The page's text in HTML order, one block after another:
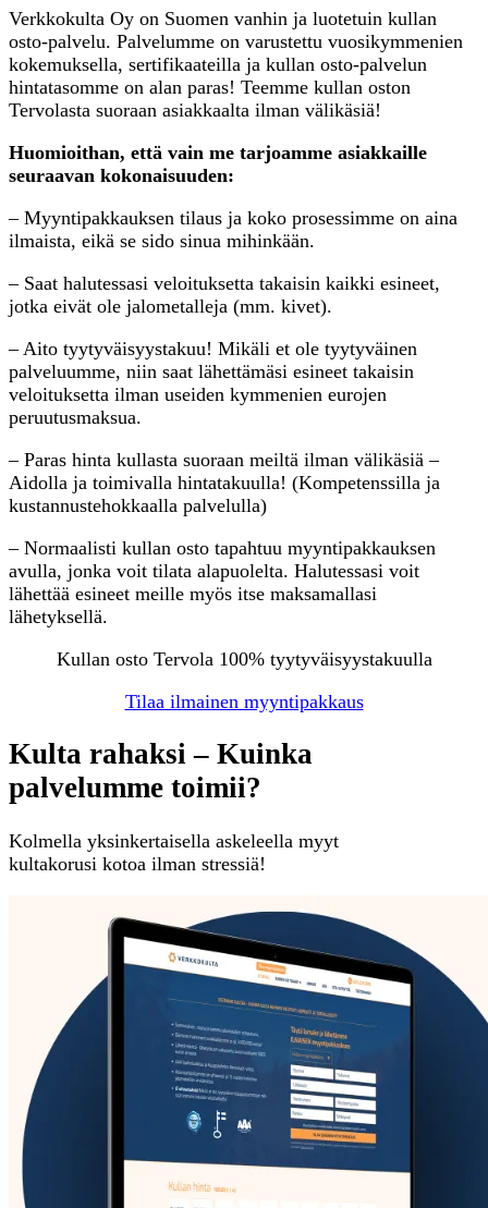
Verkkokulta Oy on Suomen vanhin ja luotetuin kullan
osto-palvelu. Palvelumme on varustettu vuosikymmenien
kokemuksella, sertifikaateilla ja kullan osto-palvelun
hintatasomme on alan paras! Teemme kullan oston
Tervolasta suoraan asiakkaalta ilman välikäsiä!
Huomioithan, että vain me tarjoamme asiakkaille
seuraavan kokonaisuuden:
– Myyntipakkauksen tilaus ja koko prosessimme on aina
ilmaista, eikä se sido sinua mihinkään.
– Saat halutessasi veloituksetta takaisin kaikki esineet,
jotka eivät ole jalometalleja (mm. kivet).
– Aito tyytyväisyystakuu! Mikäli et ole tyytyväinen
palveluumme, niin saat lähettämäsi esineet takaisin
veloituksetta ilman useiden kymmenien eurojen
peruutusmaksua.
– Paras hinta kullasta suoraan meiltä ilman välikäsiä –
Aidolla ja toimivalla hintatakuulla! (Kompetenssilla ja
kustannustehokkaalla palvelulla)
– Normaalisti kullan osto tapahtuu myyntipakkauksen
avulla, jonka voit tilata alapuolelta. Halutessasi voit
lähettää esineet meille myös itse maksamallasi
lähetyksellä.
Kullan osto Tervola 100% tyytyväisyystakuulla
Tilaa ilmainen myyntipakkaus
Kulta rahaksi – Kuinka
palvelumme toimii?
Kolmella yksinkertaisella askeleella myyt
kultakorusi kotoa ilman stressiä!